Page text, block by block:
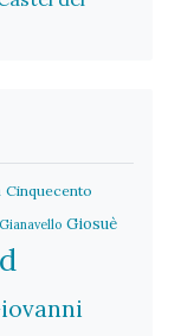
Cinquecento
Gianavello Giosuè